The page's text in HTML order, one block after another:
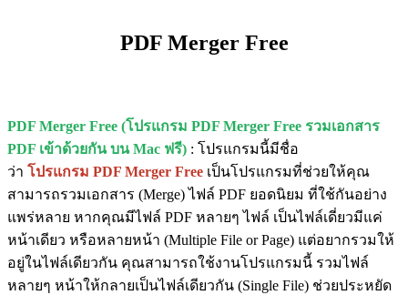
PDF Merger Free
PDF Merger Free (โปรแกรม PDF Merger Free รวมเอกสาร
PDF เข้าด้วยกัน บน Mac ฟรี) : โปรแกรมนี้มีชื่อ
ว่า โปรแกรม PDF Merger Free เป็นโปรแกรมที่ช่วยให้คุณ
สามารถรวมเอกสาร (Merge) ไฟล์ PDF ยอดนิยม ที่ใช้กันอย่าง
แพร่หลาย หากคุณมีไฟล์ PDF หลายๆ ไฟล์ เป็นไฟล์เดี่ยวมีแค่
หน้าเดียว หรือหลายหน้า (Multiple File or Page) แต่อยากรวมให้
อยู่ในไฟล์เดียวกัน คุณสามารถใช้งานโปรแกรมนี้ รวมไฟล์
หลายๆ หน้าให้กลายเป็นไฟล์เดียวกัน (Single File) ช่วยประหยัด